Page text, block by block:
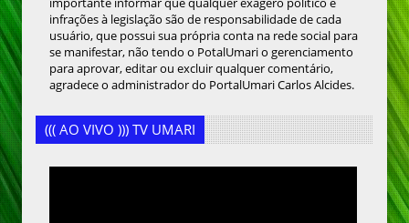
infrações à legislação são de responsabilidade de cada
usuário, que possui sua própria conta na rede social para
se manifestar, não tendo o PotalUmari o gerenciamento
para aprovar, editar ou excluir qualquer comentário,
agradece o administrador do PortalUmari Carlos Alcides.
((( AO VIVO ))) TV UMARI